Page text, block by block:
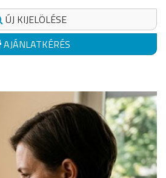
ÚJ KIJELÖLÉSE
AJÁNLATKÉRÉS